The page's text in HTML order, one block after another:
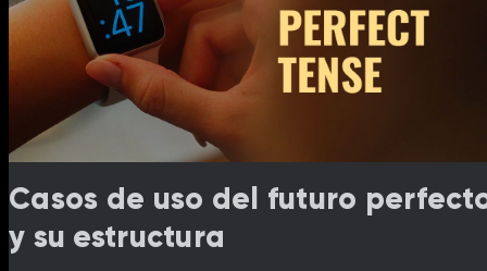
Casos de uso del futuro
y su estructura